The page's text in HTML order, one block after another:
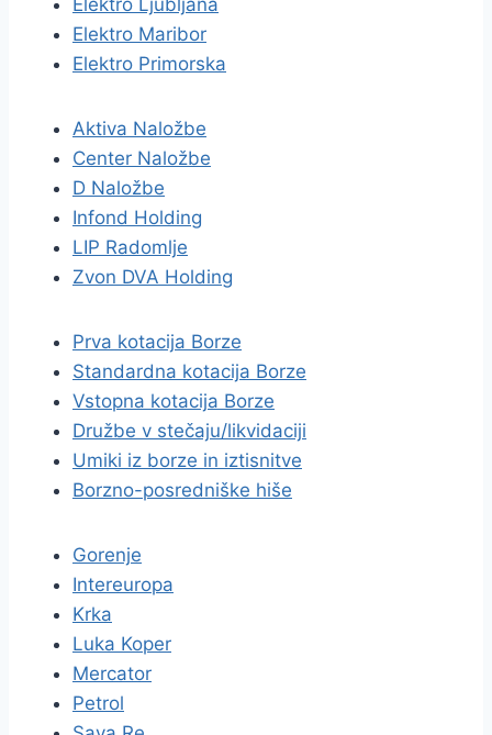
Elektro Ljubljana
Elektro Maribor
Elektro Primorska
Aktiva Naložbe
Center Naložbe
D Naložbe
Infond Holding
LIP Radomlje
Zvon DVA Holding
Prva kotacija Borze
Standardna kotacija Borze
Vstopna kotacija Borze
Družbe v stečaju/likvidaciji
Umiki iz borze in iztisnitve
Borzno-posredniške hiše
Gorenje
Intereuropa
Krka
Luka Koper
Mercator
Petrol